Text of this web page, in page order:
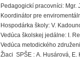
Pedagogickí pracovníci: Mgr.
Koordinátor pre
Hospodárka školy: V.
Vedúca školskej jedálne: I.
Vedúca metodického
Žiaci SPŠE : A. Husárová,